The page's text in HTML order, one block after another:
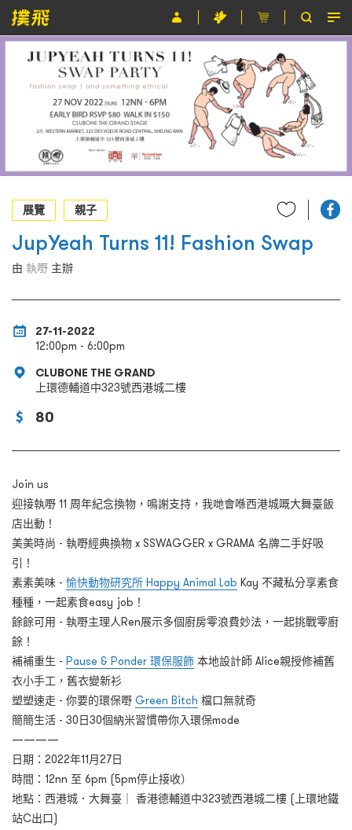
節目
主辦單位
關於撲飛
條款及細則
EN
展覽
親子
JupYeah Turns 11! Fashion Swap
由 執嘢 主辦
27-11-2022
12:00pm - 6:00pm
CLUBONE THE GRAND
上環德輔道中323號西港城二樓
80
Join us
迎接執嘢 11 周年紀念換物，鳴謝支持，我哋會喺西港城嘅大舞臺飯
店出動！
美美時尚 - 執嘢經典換物 x SSWAGGER x GRAMA 名牌二手好吸
引！
素素美味 - 愉快動物研究所 Happy Animal Lab Kay 不藏私分享素食
種種，一起素食easy job！
餘餘可用 - 執嘢主理人Ren展示多個廚房零浪費妙法，一起挑戰零廚
餘！
補補重生 - Pause & Ponder 環保服飾 本地設計師 Alice親授修補舊
衣小手工，舊衣變新衫
塑塑速走 - 你要的環保嘢 Green Bitch 檔口無就奇
簡簡生活 - 30日30個納米習慣帶你入環保mode
————
日期：2022年11月27日
時間：12nn 至 6pm (5pm停止接收）
地點：西港城．大舞臺｜ 香港德輔道中323號西港城二樓 (上環地鐵
站C出口)